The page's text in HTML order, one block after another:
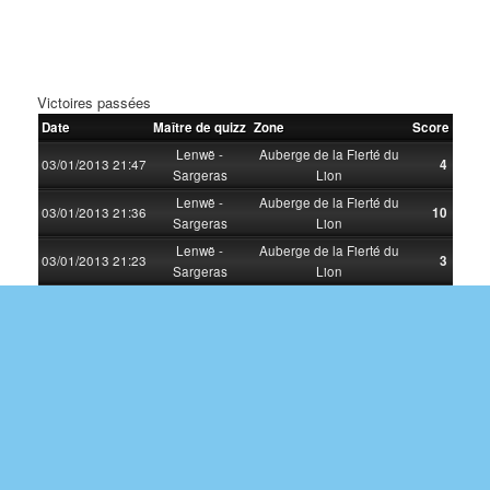
Victoires passées
Date Maître de quizz Zone Score
03/01/2013 21:47
Lenwë -
Sargeras
Auberge de la Fierté du
Lion
4
03/01/2013 21:36
Lenwë -
Sargeras
Auberge de la Fierté du
Lion
10
03/01/2013 21:23
Lenwë -
Sargeras
Auberge de la Fierté du
Lion
3